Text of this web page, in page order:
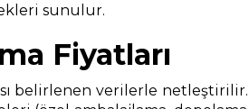
sunulur.
Fiyatları
belirlenen verilerle netleştirilir.